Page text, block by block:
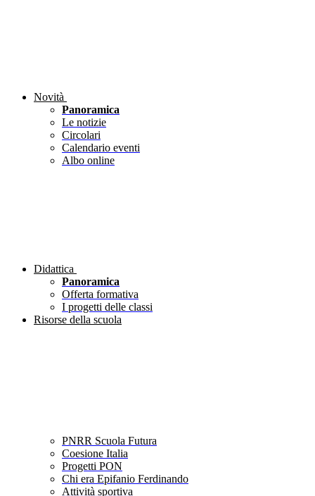
Novità
Panoramica
Le notizie
Circolari
Calendario eventi
Albo online
Didattica
Panoramica
Offerta formativa
I progetti delle classi
Risorse della scuola
PNRR Scuola Futura
Coesione Italia
Progetti PON
Chi era Epifanio Ferdinando
Attività sportiva